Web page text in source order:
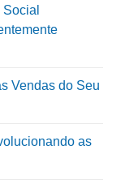
Vendas do Seu
as